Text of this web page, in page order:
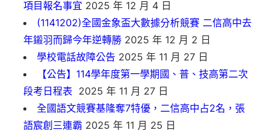
項目報名事宜 2025 年 12 月 4 日
(1141202)全國金象盃大數據分析競賽 二信高中去
年鎩羽而歸今年逆轉勝 2025 年 12 月 2 日
學校電話故障公告 2025 年 11 月 27 日
【公告】114學年度第一學期國、普、技高第二次
段考日程表 2025 年 11 月 27 日
全國語文競賽基隆奪7特優，二信高中占2名，張
語宸創三連霸 2025 年 11 月 25 日